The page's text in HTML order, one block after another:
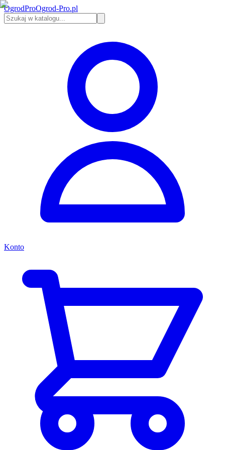
OgrodProOgrod-Pro.pl
Konto